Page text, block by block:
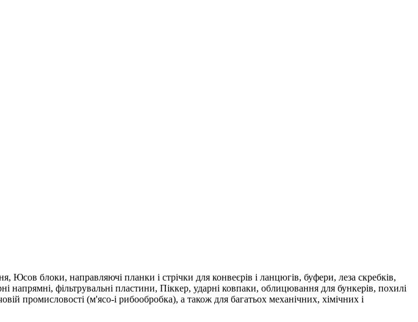
блоки, направляючі планки і стрічки для конвеєрів і ланцюгів, буфери, леза скребків,
фільтрувальні пластини, Піккер, ударні ковпаки, облицювання для бункерів, похилі
промисловості (м'ясо-і рибообробка), а також для багатьох механічних, хімічних і